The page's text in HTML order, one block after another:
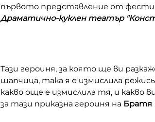
първото представление от
Драматично-куклен театър
Тази героиня, за която ще ви
шапчица, така я е измислила
какво още е измислила тя, и какво
за тази приказна героиня на Братя